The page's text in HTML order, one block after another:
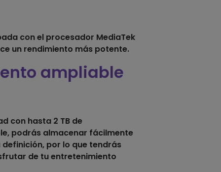
con el procesador MediaTek
un rendimiento más potente.
ampliable
con hasta 2 TB de
podrás almacenar fácilmente
por lo que tendrás
de tu entretenimiento